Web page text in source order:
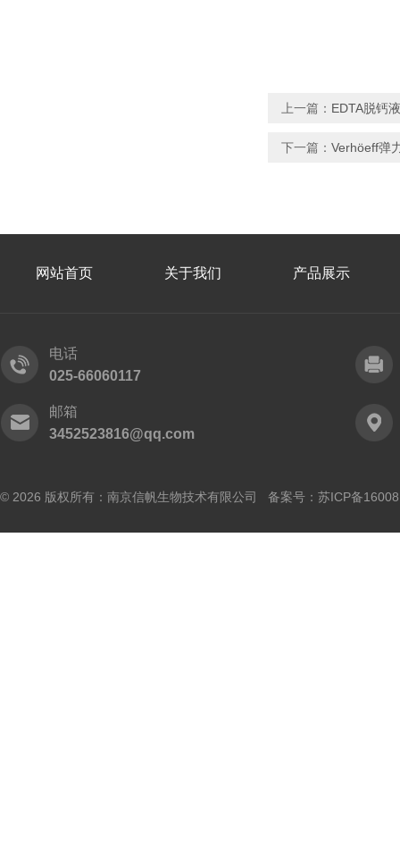
上一篇： EDTA脱钙
下一篇： Verhöeff弹
网站首页 关于我们 产品展示
电话
025-66060117
邮箱
3452523816@qq.com
© 2026 版权所有：南京信帆生物技术有限公司 备案号： 苏ICP备